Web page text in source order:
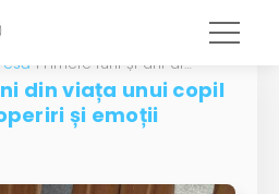
Primele luni și ani din viața unui copil – pline de descoperiri și emoții
din viața unui copil
și emoții